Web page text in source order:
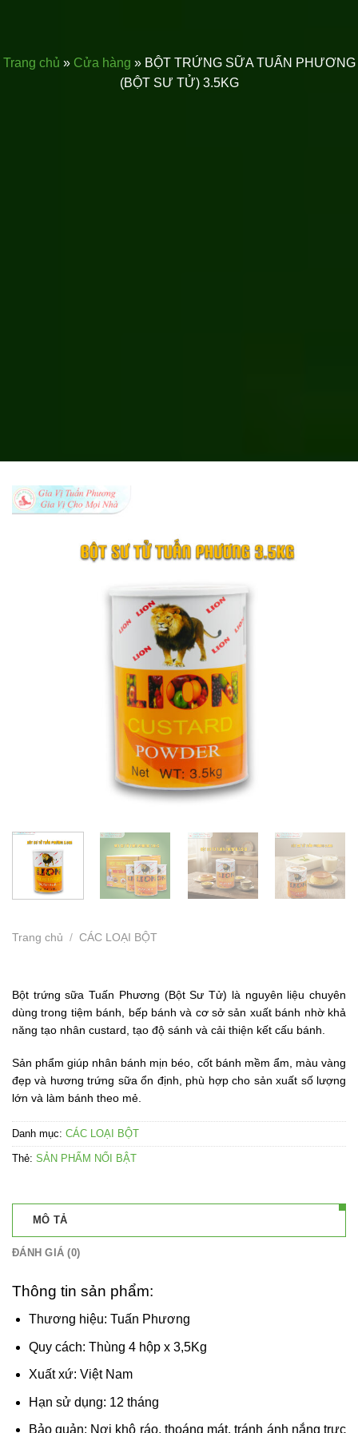
Trang chủ » Cửa hàng » BỘT TRỨNG SỮA TUẤN PHƯƠNG
(BỘT SƯ TỬ) 3.5KG
Trang chủ / CÁC LOẠI BỘT
Bột trứng sữa Tuấn Phương (Bột Sư Tử) là nguyên liệu chuyên
dùng trong tiệm bánh, bếp bánh và cơ sở sản xuất bánh nhờ khả
năng tạo nhân custard, tạo độ sánh và cải thiện kết cấu bánh.
Sản phẩm giúp nhân bánh mịn béo, cốt bánh mềm ẩm, màu vàng
đẹp và hương trứng sữa ổn định, phù hợp cho sản xuất số lượng
lớn và làm bánh theo mẻ.
Danh mục: CÁC LOẠI BỘT
Thẻ: SẢN PHẨM NỔI BẬT
MÔ TẢ
ĐÁNH GIÁ (0)
Thông tin sản phẩm:
Thương hiệu: Tuấn Phương
Quy cách: Thùng 4 hộp x 3,5Kg
Xuất xứ: Việt Nam
Hạn sử dụng: 12 tháng
Bảo quản: Nơi khô ráo, thoáng mát, tránh ánh nắng trực